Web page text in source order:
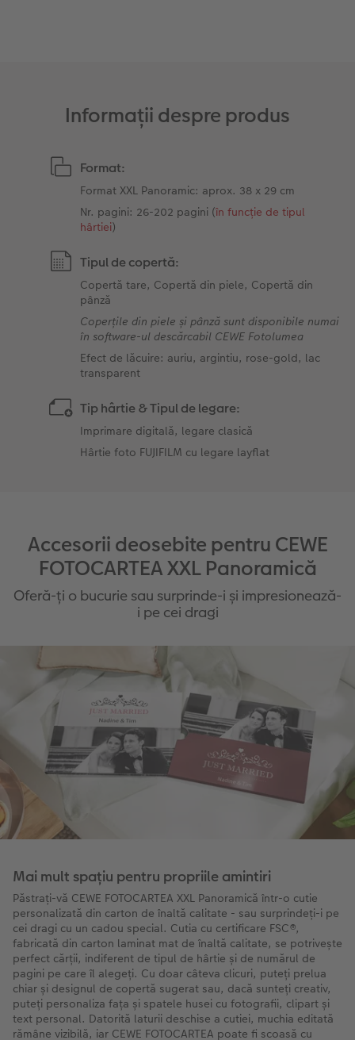
Informații despre produs
Format:
Format XXL Panoramic: aprox. 38 x 29 cm
Nr. pagini: 26-202 pagini (în funcție de tipul
hârtiei)
Tipul de copertă:
Copertă tare, Copertă din piele, Copertă din
pânză
Coperțile din piele și pânză sunt disponibile numai
în software-ul descărcabil CEWE Fotolumea
Efect de lăcuire: auriu, argintiu, rose-gold, lac
transparent
Tip hârtie & Tipul de legare:
Imprimare digitală, legare clasică
Hârtie foto FUJIFILM cu legare layflat
Accesorii deosebite pentru CEWE
FOTOCARTEA XXL Panoramică
Oferă-ți o bucurie sau surprinde-i și impresionează-
i pe cei dragi
Mai mult spațiu pentru propriile amintiri
Păstrați-vă CEWE FOTOCARTEA XXL Panoramică într-o cutie
personalizată din carton de înaltă calitate - sau surprindeți-i pe
cei dragi cu un cadou special. Cutia cu certificare FSC®,
fabricată din carton laminat mat de înaltă calitate, se potrivește
perfect cărții, indiferent de tipul de hârtie și de numărul de
pagini pe care îl alegeți. Cu doar câteva clicuri, puteți prelua
chiar și designul de copertă sugerat sau, dacă sunteți creativ,
puteți personaliza fața și spatele husei cu fotografii, clipart și
text personal. Datorită laturii deschise a cutiei, muchia editată
rămâne vizibilă, iar CEWE FOTOCARTEA poate fi scoasă cu